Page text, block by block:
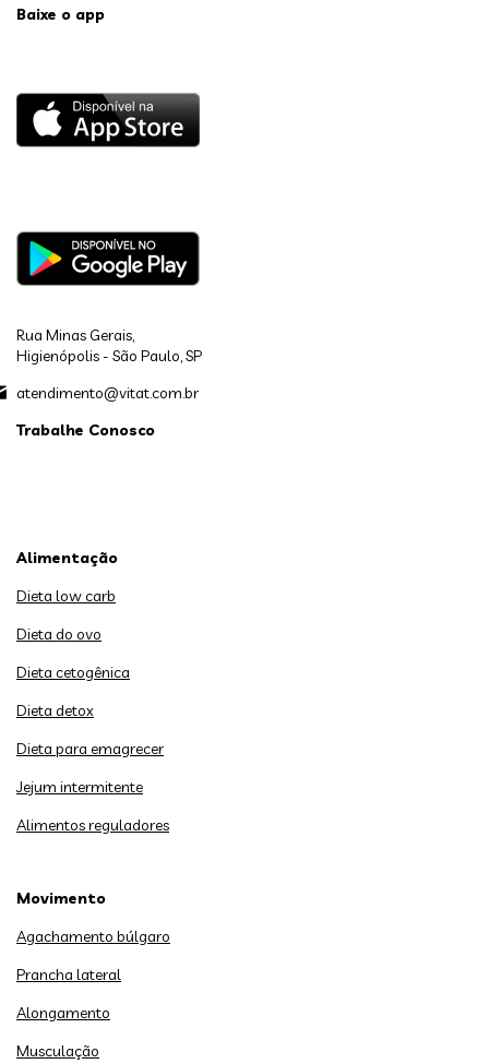
Baixe o app
Rua Minas Gerais,
Higienópolis - São Paulo, SP
atendimento@vitat.com.br
Trabalhe Conosco
Alimentação
Dieta low carb
Dieta do ovo
Dieta cetogênica
Dieta detox
Dieta para emagrecer
Jejum intermitente
Alimentos reguladores
Movimento
Agachamento búlgaro
Prancha lateral
Alongamento
Musculação